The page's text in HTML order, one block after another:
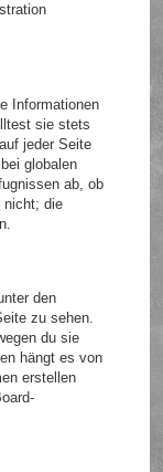
Informationen
sie stets
jeder Seite
globalen
ab, ob
nicht; die
den
zu sehen.
du sie
hängt es von
erstellen